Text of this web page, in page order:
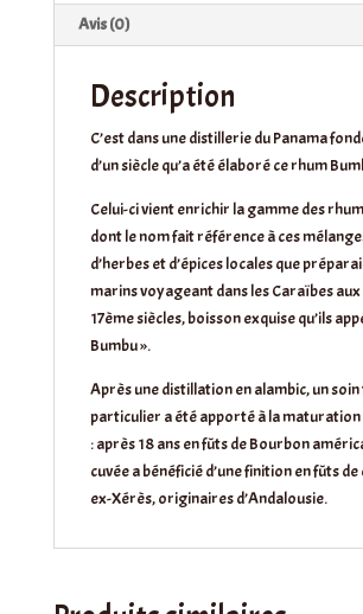
Avis (0)
Description
C’est dans une distillerie du Panama
d’un siècle qu’a été élaboré ce rhum
Celui-ci vient enrichir la gamme des
dont le nom fait référence à ces
d’herbes et d’épices locales que
marins voyageant dans les Caraïbes
17ème siècles, boisson exquise qu’ils
Bumbu ».
Après une distillation en alambic, un
particulier a été apporté à la maturation
: après 18 ans en fûts de Bourbon
cuvée a bénéficié d’une finition en fûts de
ex-Xérès, originaires d’Andalousie.